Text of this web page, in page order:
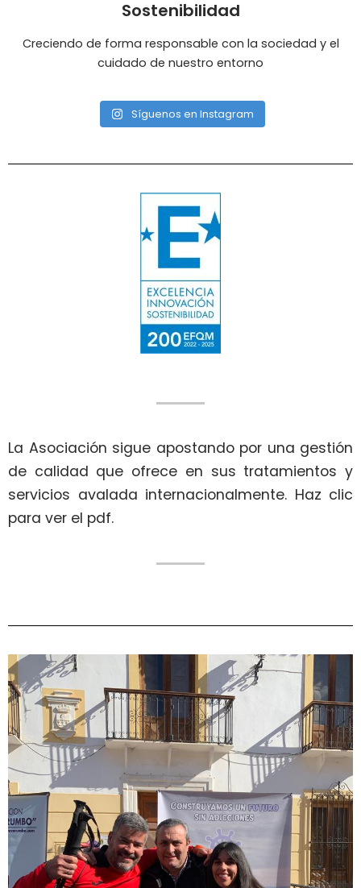
Sostenibilidad
Creciendo de forma responsable con la sociedad y el
cuidado de nuestro entorno
Síguenos en Instagram
La Asociación sigue apostando por una gestión
de calidad que ofrece en sus tratamientos y
servicios avalada internacionalmente. Haz clic
para ver el pdf.